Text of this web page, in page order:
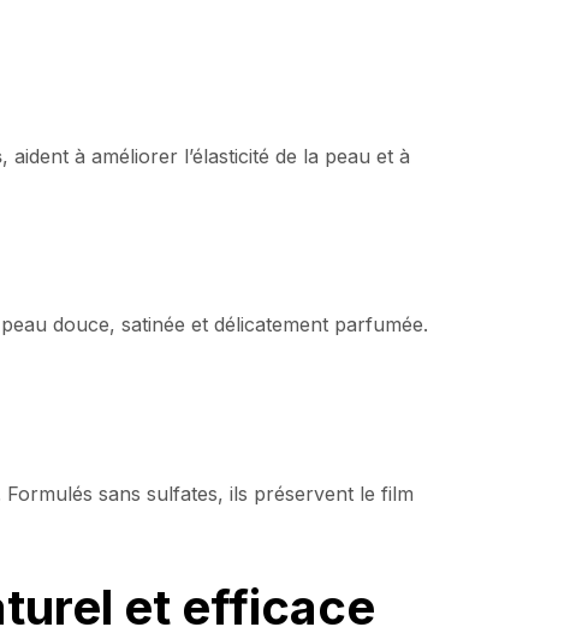
, aident à améliorer l’élasticité de la peau et à
douce, satinée et délicatement parfumée.
Formulés sans sulfates, ils préservent le film
et efficace